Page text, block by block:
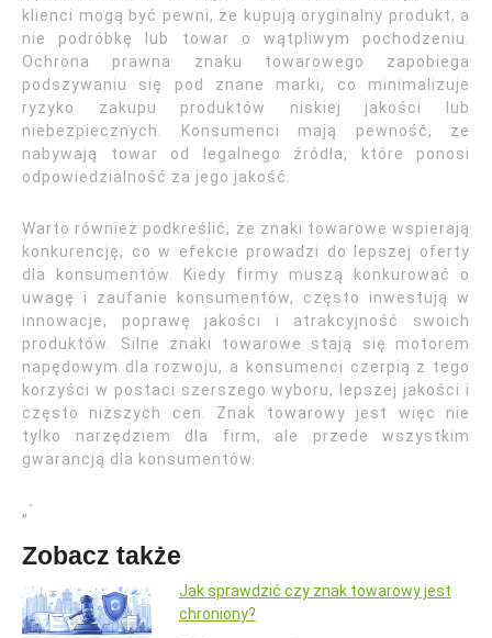
klienci mogą być pewni, że kupują oryginalny produkt, a
nie podróbkę lub towar o wątpliwym pochodzeniu.
Ochrona prawna znaku towarowego zapobiega
podszywaniu się pod znane marki, co minimalizuje
ryzyko zakupu produktów niskiej jakości lub
niebezpiecznych. Konsumenci mają pewność, że
nabywają towar od legalnego źródła, które ponosi
odpowiedzialność za jego jakość.
Warto również podkreślić, że znaki towarowe wspierają
konkurencję, co w efekcie prowadzi do lepszej oferty
dla konsumentów. Kiedy firmy muszą konkurować o
uwagę i zaufanie konsumentów, często inwestują w
innowacje, poprawę jakości i atrakcyjność swoich
produktów. Silne znaki towarowe stają się motorem
napędowym dla rozwoju, a konsumenci czerpią z tego
korzyści w postaci szerszego wyboru, lepszej jakości i
często niższych cen. Znak towarowy jest więc nie
tylko narzędziem dla firm, ale przede wszystkim
gwarancją dla konsumentów.
„`
Zobacz także
Jak sprawdzić czy znak towarowy jest
chroniony?